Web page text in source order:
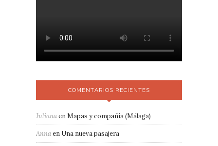
COMENTARIOS RECIENTES
JulianaenMapas y compañía (Málaga)
Annaen Una nueva pasajera